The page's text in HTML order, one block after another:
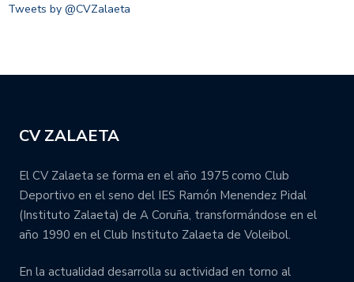
Tweets by @CVZalaeta
CV ZALAETA
El CV Zalaeta se forma en el año 1975 como Club
Deportivo en el seno del IES Ramón Menendez Pidal
(Instituto Zalaeta) de A Coruña, transformándose en el
año 1990 en el Club Instituto Zalaeta de Voleibol.
En la actualidad desarrolla su actividad en torno al